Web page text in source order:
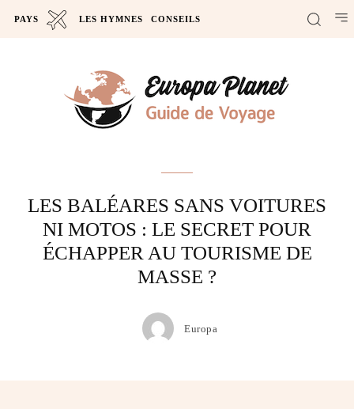
PAYS LES HYMNES CONSEILS
LES BALÉARES SANS VOITURES
NI MOTOS : LE SECRET POUR
ÉCHAPPER AU TOURISME DE
MASSE ?
Europa